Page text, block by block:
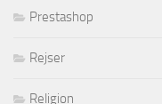
Prestashop
Rejser
Religion